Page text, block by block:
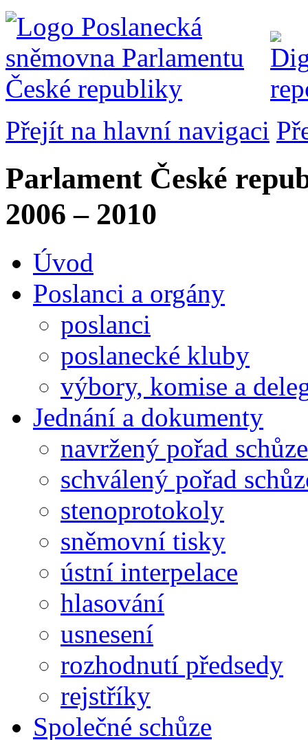
Přejít na hlavní navigaci
Parlament České
2006 – 2010
Úvod
Poslanci a orgány
poslanci
poslanecké kluby
výbory, komise a
Jednání a dokumenty
navržený pořad schůze
schválený pořad
stenoprotokoly
sněmovní tisky
ústní interpelace
hlasování
usnesení
rozhodnutí předsedy
rejstříky
Společné schůze